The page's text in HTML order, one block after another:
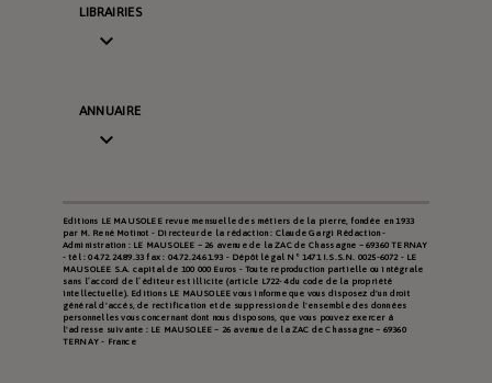
LIBRAIRIES

ANNUAIRE

Editions LE MAUSOLEE revue mensuelle des métiers de la pierre, fondée en 1933
par M. René Motinot - Directeur de la rédaction : Claude Gargi Rédaction -
Administration : LE MAUSOLEE – 26 avenue de la ZAC de Chassagne – 69360 TERNAY
- tél : 04.72.24.89.33 fax : 04.72.24.61.93 - Dépôt légal N° 1471 I.S.S.N. 0025-6072 - LE
MAUSOLEE S.A. capital de 100 000 Euros - Toute reproduction partielle ou intégrale
sans l’accord de l’éditeur est illicite (article L722-4 du code de la propriété
intellectuelle). Editions LE MAUSOLEE vous informe que vous disposez d'un droit
général d'accès, de rectification et de suppression de l'ensemble des données
personnelles vous concernant dont nous disposons, que vous pouvez exercer à
l'adresse suivante : LE MAUSOLEE – 26 avenue de la ZAC de Chassagne – 69360
TERNAY - France